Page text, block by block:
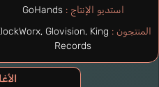
استديو الإنتاج : GoHands
المنتجون : Glovision, King
Records